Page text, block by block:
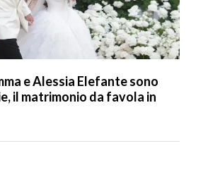
e Alessia Elefante sono
il matrimonio da favola in